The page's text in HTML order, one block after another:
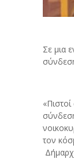
Σε μια
τον